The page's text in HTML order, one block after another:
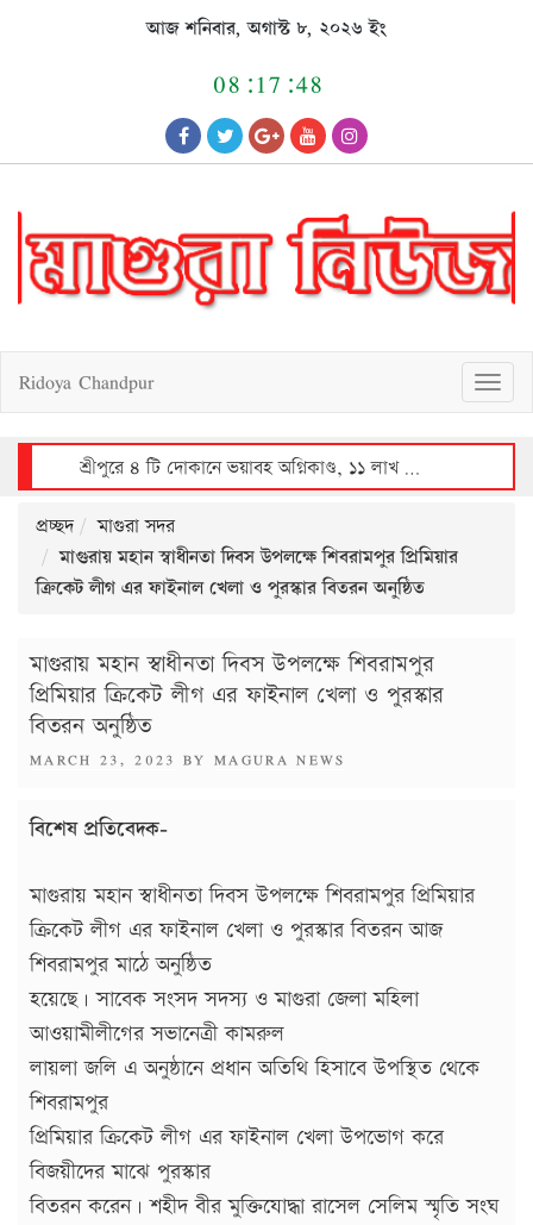
আজ শনিবার, অগাস্ট ৮, ২০২৬ ইং
08:17:48
T
o
g
g
l
a
t
Ridoya Chandpur
শ্রীপুরে ভয়াবহ অগ্নিকাণ্ডে ৩০ লাখ টাকার ক্ষয়ক্ষতি
প্রচ্ছদ
মাগুরা সদর
মাগুরায় মহান স্বাধীনতা দিবস উপলক্ষে শিবরামপুর প্রিমিয়ার
ক্রিকেট লীগ এর ফাইনাল খেলা ও পুরস্কার বিতরন অনুষ্ঠিত
মাগুরায় মহান স্বাধীনতা দিবস উপলক্ষে শিবরামপুর
প্রিমিয়ার ক্রিকেট লীগ এর ফাইনাল খেলা ও পুরস্কার
বিতরন অনুষ্ঠিত
POSTED
MARCH 23, 2023 BY MAGURA NEWS
বিশেষ প্রতিবেদক-
মাগুরায় মহান স্বাধীনতা দিবস উপলক্ষে শিবরামপুর প্রিমিয়ার
ক্রিকেট লীগ এর ফাইনাল খেলা ও পুরস্কার বিতরন আজ
শিবরামপুর মাঠে অনুষ্ঠিত
হয়েছে। সাবেক সংসদ সদস্য ও মাগুরা জেলা মহিলা
আওয়ামীলীগের সভানেত্রী কামরুল
লায়লা জলি এ অনুষ্ঠানে প্রধান অতিথি হিসাবে উপস্থিত থেকে
শিবরামপুর
প্রিমিয়ার ক্রিকেট লীগ এর ফাইনাল খেলা উপভোগ করে
বিজয়ীদের মাঝে পুরস্কার
বিতরন করেন। শহীদ বীর মুক্তিযোদ্ধা রাসেল সেলিম স্মৃতি সংঘ